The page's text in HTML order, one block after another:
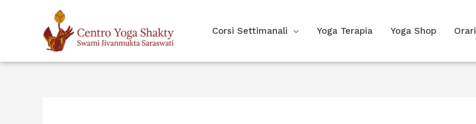
contenuto
Corsi Settimanali Yoga Terapia Yoga Shop Orari